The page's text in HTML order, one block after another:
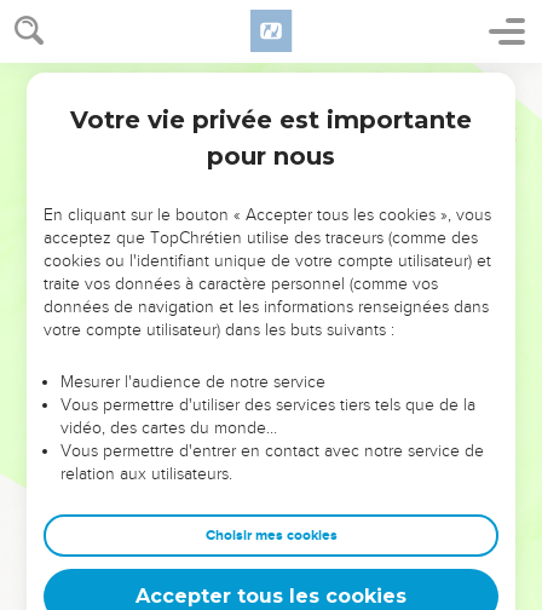
NE MANQUEZ PAS L’ÉVÉNEMENT
DE L’ANNÉE !
ET SI LEURS ERREURS POUVAIENT VOUS ÉVITER LES
VOTRES ?
leur foi ou leur vision. Mais on voit moins les doutes, les erreurs
et les saisons difficiles qu'ils ont traversés, alors même que ce
sont elles qui les ont façonnés.
Dans cette conférence, leaders, entrepreneurs, et responsables
clés pour avancer avec plus de sagesse afin que leurs erreurs
deviennent vos tremplins. Que vous guidiez un ministère, une
équipe, un groupe ou une famille, leur expérience est faite
Votre vie privée est importante
pour nous
En cliquant sur le bouton « Accepter tous les cookies », vous
acceptez que TopChrétien utilise des traceurs (comme des
cookies ou l'identifiant unique de votre compte utilisateur) et
traite vos données à caractère personnel (comme vos
données de navigation et les informations renseignées dans
votre compte utilisateur) dans les buts suivants :
Mesurer l'audience de notre service
Vous permettre d'utiliser des services tiers tels que de la
vidéo, des cartes du monde…
Vous permettre d'entrer en contact avec notre service de
relation aux utilisateurs.
Choisir mes cookies
Accepter tous les cookies